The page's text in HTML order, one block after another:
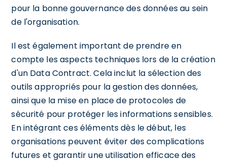
pour la bonne gouvernance des données au sein
de l'organisation.
Il est également important de prendre en
compte les aspects techniques lors de la création
d'un Data Contract. Cela inclut la sélection des
outils appropriés pour la gestion des données,
ainsi que la mise en place de protocoles de
sécurité pour protéger les informations sensibles.
En intégrant ces éléments dès le début, les
organisations peuvent éviter des complications
futures et garantir une utilisation efficace des